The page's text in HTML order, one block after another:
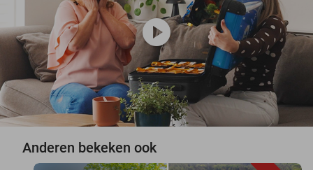
play_circle
Anderen bekeken ook